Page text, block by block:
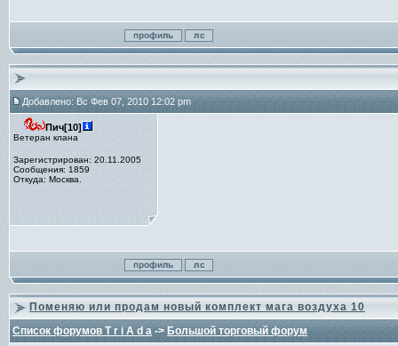
Добавлено: Вс Фев 07, 2010 12:02 pm
Пич[10]
Ветеран клана
Зарегистрирован: 20.11.2005
Сообщения: 1859
Откуда: Москва.
Поменяю или продам новый комплект мага воздуха 10
Список форумов T r i A d a-> Большой торговый форум